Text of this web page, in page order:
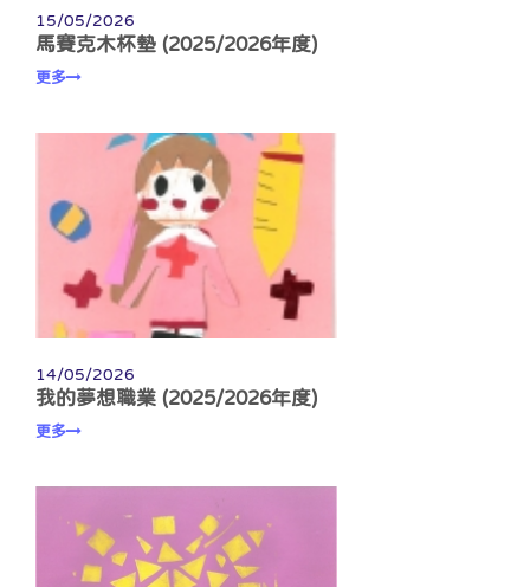
15/05/2026
馬賽克木杯墊 (2025/2026年度)
更多
14/05/2026
我的夢想職業 (2025/2026年度)
更多